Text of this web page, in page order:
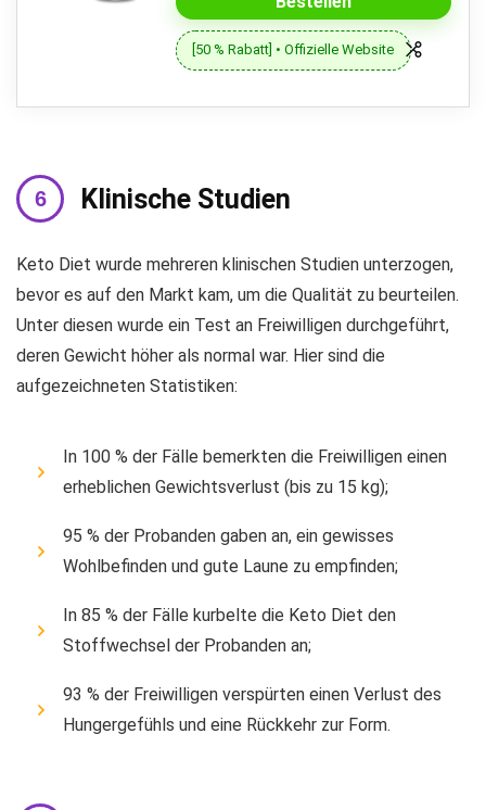
[50 % Rabatt] • Offizielle Website
Klinische Studien
Keto Diet wurde mehreren klinischen Studien unterzogen,
bevor es auf den Markt kam, um die Qualität zu beurteilen.
Unter diesen wurde ein Test an Freiwilligen durchgeführt,
deren Gewicht höher als normal war. Hier sind die
aufgezeichneten Statistiken:
In 100 % der Fälle bemerkten die Freiwilligen einen
erheblichen Gewichtsverlust (bis zu 15 kg);
95 % der Probanden gaben an, ein gewisses
Wohlbefinden und gute Laune zu empfinden;
In 85 % der Fälle kurbelte die Keto Diet den
Stoffwechsel der Probanden an;
93 % der Freiwilligen verspürten einen Verlust des
Hungergefühls und eine Rückkehr zur Form.